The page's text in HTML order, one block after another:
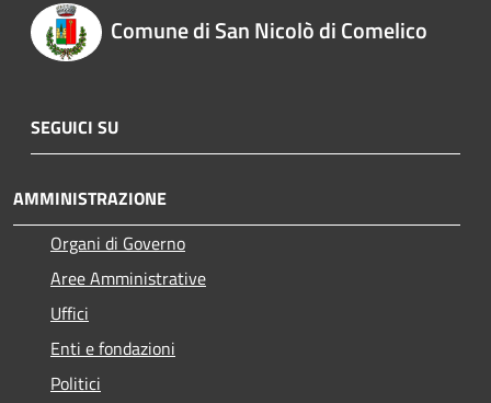
Comune di San Nicolò di Comelico
SEGUICI SU
AMMINISTRAZIONE
Organi di Governo
Aree Amministrative
Uffici
Enti e fondazioni
Politici